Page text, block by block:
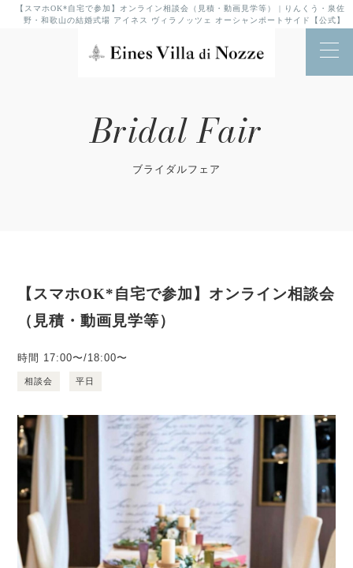
【スマホOK*自宅で参加】オンライン相談会（見積・動画見学等） | りんくう・泉佐
野・和歌山の結婚式場 アイネス ヴィラノッツェ オーシャンポートサイド【公式】
Bridal Fair
ブライダルフェア
【スマホOK*自宅で参加】オンライン相談会
（見積・動画見学等）
時間 17:00〜/18:00〜
相談会 平日